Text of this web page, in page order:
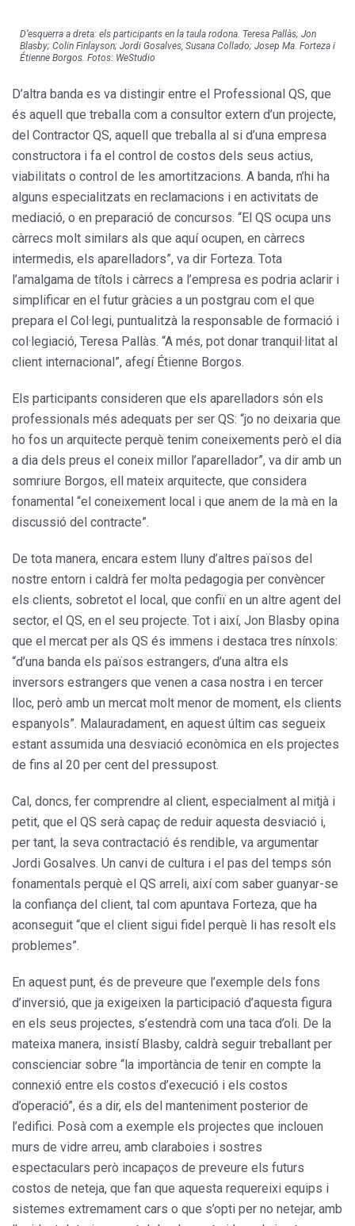
D’esquerra a dreta: els participants en la taula rodona. Teresa Pallàs; Jon
Blasby; Colin Finlayson; Jordi Gosalves, Susana Collado; Josep Ma. Forteza i
Étienne Borgos. Fotos: WeStudio
D’altra banda es va distingir entre el Professional QS, que
és aquell que treballa com a consultor extern d’un projecte,
del Contractor QS, aquell que treballa al si d’una empresa
constructora i fa el control de costos dels seus actius,
viabilitats o control de les amortitzacions. A banda, n’hi ha
alguns especialitzats en reclamacions i en activitats de
mediació, o en preparació de concursos. “El QS ocupa uns
càrrecs molt similars als que aquí ocupen, en càrrecs
intermedis, els aparelladors”, va dir Forteza. Tota
l’amalgama de títols i càrrecs a l’empresa es podria aclarir i
simplificar en el futur gràcies a un postgrau com el que
prepara el Col·legi, puntualitzà la responsable de formació i
col·legiació, Teresa Pallàs. “A més, pot donar tranquil·litat al
client internacional”, afegí Étienne Borgos.
Els participants consideren que els aparelladors són els
professionals més adequats per ser QS: “jo no deixaria que
ho fos un arquitecte perquè tenim coneixements però el dia
a dia dels preus el coneix millor l’aparellador”, va dir amb un
somriure Borgos, ell mateix arquitecte, que considera
fonamental “el coneixement local i que anem de la mà en la
discussió del contracte”.
De tota manera, encara estem lluny d’altres països del
nostre entorn i caldrà fer molta pedagogia per convèncer
els clients, sobretot el local, que confiï en un altre agent del
sector, el QS, en el seu projecte. Tot i així, Jon Blasby opina
que el mercat per als QS és immens i destaca tres nínxols:
“d’una banda els països estrangers, d’una altra els
inversors estrangers que venen a casa nostra i en tercer
lloc, però amb un mercat molt menor de moment, els clients
espanyols”. Malauradament, en aquest últim cas segueix
estant assumida una desviació econòmica en els projectes
de fins al 20 per cent del pressupost.
Cal, doncs, fer comprendre al client, especialment al mitjà i
petit, que el QS serà capaç de reduir aquesta desviació i,
per tant, la seva contractació és rendible, va argumentar
Jordi Gosalves. Un canvi de cultura i el pas del temps són
fonamentals perquè el QS arreli, així com saber guanyar-se
la confiança del client, tal com apuntava Forteza, que ha
aconseguit “que el client sigui fidel perquè li has resolt els
problemes”.
En aquest punt, és de preveure que l’exemple dels fons
d’inversió, que ja exigeixen la participació d’aquesta figura
en els seus projectes, s’estendrà com una taca d’oli. De la
mateixa manera, insistí Blasby, caldrà seguir treballant per
conscienciar sobre “la importància de tenir en compte la
connexió entre els costos d’execució i els costos
d’operació”, és a dir, els del manteniment posterior de
l’edifici. Posà com a exemple els projectes que inclouen
murs de vidre arreu, amb claraboies i sostres
espectaculars però incapaços de preveure els futurs
costos de neteja, que fan que aquesta requereixi equips i
sistemes extremament cars o que s’opti per no netejar, amb